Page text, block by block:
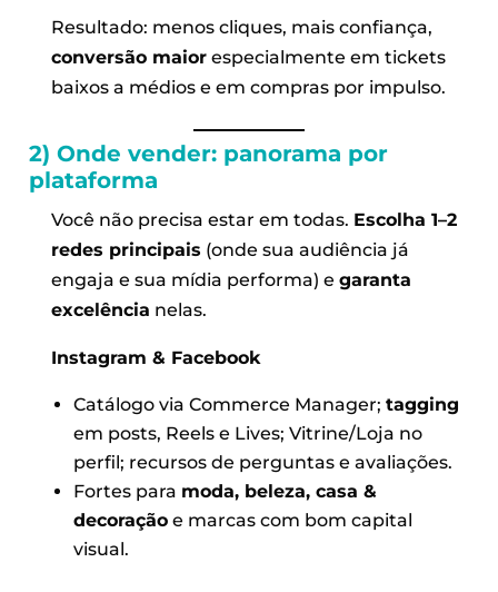
Resultado: menos cliques, mais confiança,
conversão maior especialmente em tickets
baixos a médios e em compras por impulso.
2) Onde vender: panorama por
plataforma
Você não precisa estar em todas. Escolha 1–2
redes principais (onde sua audiência já
engaja e sua mídia performa) egaranta
excelência nelas.
Instagram & Facebook
Catálogo via Commerce Manager; tagging
em posts, Reels e Lives; Vitrine/Loja no
perfil; recursos de perguntas e avaliações.
Fortes para moda, beleza, casa &
decoraçãoe marcas com bom capital
visual.